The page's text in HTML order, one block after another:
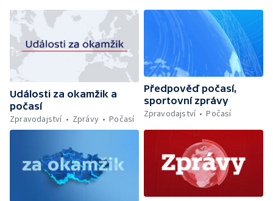
Události za okamžik a
počasí
Zpravodajství
Zprávy Počasí
Předpověď počasí,
sportovní zprávy
Zpravodajství
Počasí